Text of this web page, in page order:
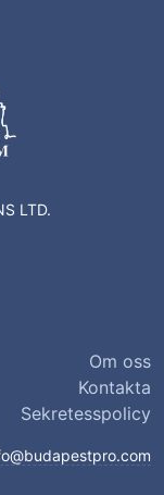
LTD.
Om oss
Kontakta
Sekretesspolicy